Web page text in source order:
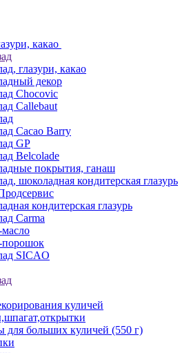
какао
глазури, какао
декор
Chocovic
Callebaut
Cacao Barry
GP
Belcolade
покрытия, ганаш
шоколадная кондитерская глазурь
кондитерская глазурь
Carma
порошок
SICAO
куличей
больших куличей (550 г)